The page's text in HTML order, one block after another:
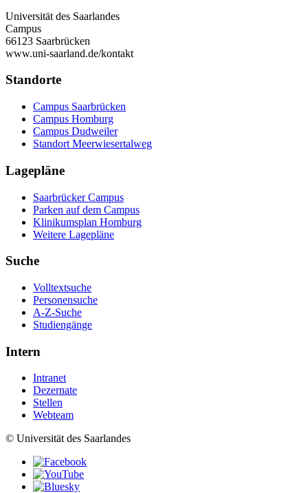
Universität des Saarlandes
Campus
66123 Saarbrücken
www.uni-saarland.de/kontakt
Standorte
Campus Saarbrücken
Campus Homburg
Campus Dudweiler
Standort Meerwiesertalweg
Lagepläne
Saarbrücker Campus
Parken auf dem Campus
Klinikumsplan Homburg
Weitere Lagepläne
Suche
Volltextsuche
Personensuche
A-Z-Suche
Studiengänge
Intern
Intranet
Dezernate
Stellen
Webteam
© Universität des Saarlandes